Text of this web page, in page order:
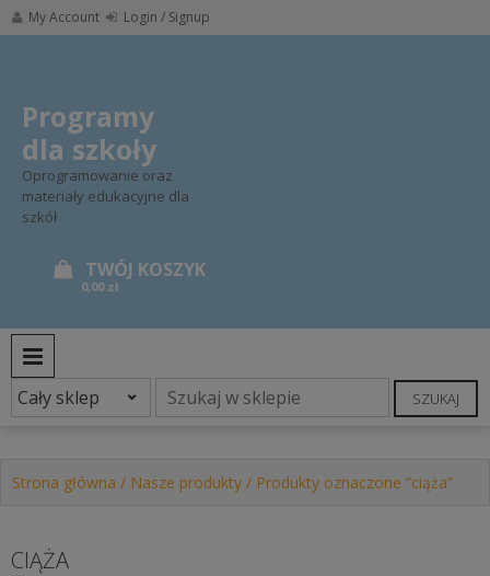
Skip
to
My Account Login / Signup
Programy
dla szkoły
Oprogramowanie oraz
materiały edukacyjne dla
szkół
0,00 zł
SZUKAJ
Strona główna / Nasze produkty / Produkty oznaczone “ciąża”
CIĄŻA